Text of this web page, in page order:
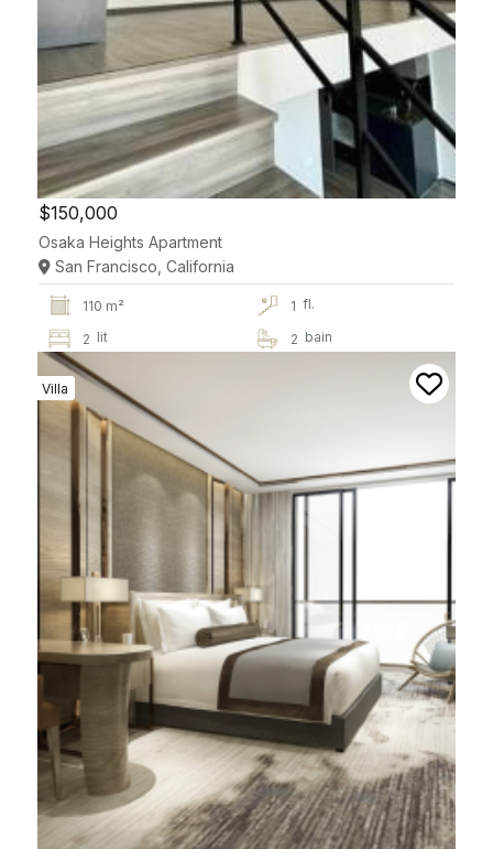
$150,000
Osaka Heights Apartment
San Francisco, California
110 m² 1 fl.
2 lit 2 bain
Villa